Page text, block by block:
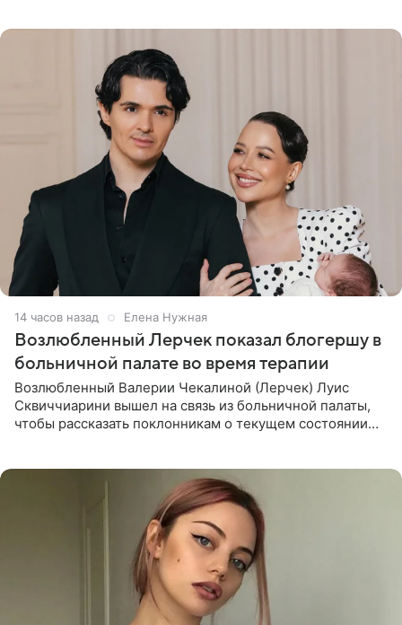
14 часов назад Елена Нужная
Возлюбленный Лерчек показал блогершу в
больничной палате во время терапии
Возлюбленный Валерии Чекалиной (Лерчек) Луис
Сквиччиарини вышел на связь из больничной палаты,
чтобы рассказать поклонникам о текущем состоянии